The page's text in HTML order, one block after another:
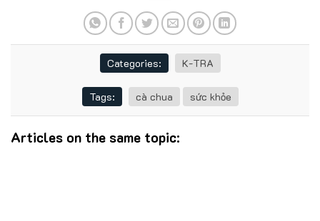
Categories: K-TRA
Tags: cà chua sức khỏe
Articles on the same topic: